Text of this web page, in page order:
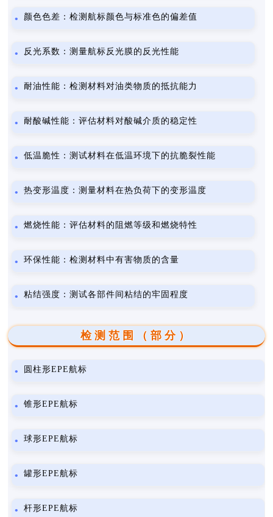
颜色色差：检测航标颜色与标准色的偏差值
反光系数：测量航标反光膜的反光性能
耐油性能：检测材料对油类物质的抵抗能力
耐酸碱性能：评估材料对酸碱介质的稳定性
低温脆性：测试材料在低温环境下的抗脆裂性能
热变形温度：测量材料在热负荷下的变形温度
燃烧性能：评估材料的阻燃等级和燃烧特性
环保性能：检测材料中有害物质的含量
粘结强度：测试各部件间粘结的牢固程度
检测范围（部分）
圆柱形EPE航标
锥形EPE航标
球形EPE航标
罐形EPE航标
杆形EPE航标